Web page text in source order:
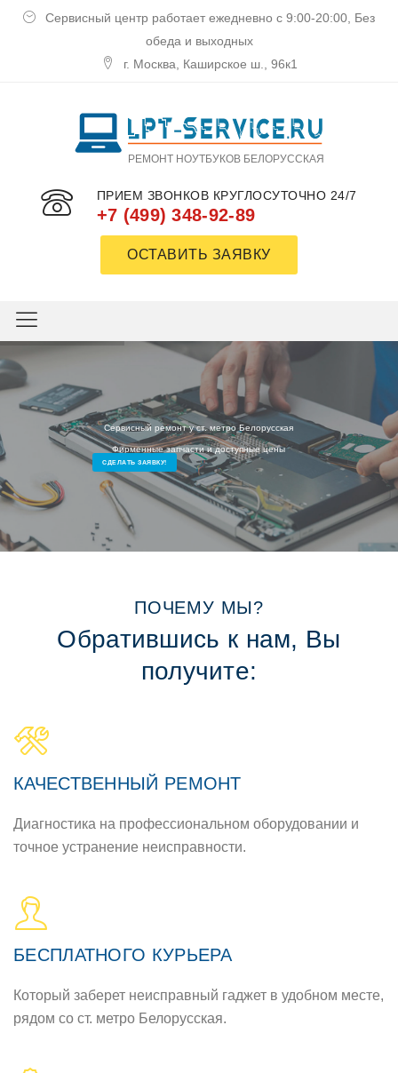
Сервисный центр работает ежедневно с 9:00-20:00, Без
обеда и выходных
г. Москва, Каширское ш., 96к1
РЕМОНТ НОУТБУКОВ БЕЛОРУССКАЯ
ПРИЕМ ЗВОНКОВ КРУГЛОСУТОЧНО 24/7
+7 (499) 348-92-89
ОСТАВИТЬ ЗАЯВКУ
Сервисный ремонт у ст. метро Белорусская
Фирменные запчасти и доступные цены
СДЕЛАТЬ ЗАЯВКУ!
ПОЧЕМУ МЫ?
Обратившись к нам, Вы
получите:
КАЧЕСТВЕННЫЙ РЕМОНТ
Диагностика на профессиональном оборудовании и
точное устранение неисправности.
БЕСПЛАТНОГО КУРЬЕРА
Который заберет неисправный гаджет в удобном месте,
рядом со ст. метро Белорусская.